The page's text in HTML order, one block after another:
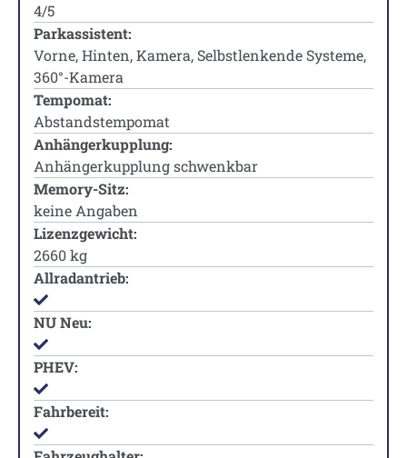
4/5
Parkassistent:
Vorne, Hinten, Kamera, Selbstlenkende Systeme,
360°-Kamera
Tempomat:
Abstandstempomat
Anhängerkupplung:
Anhängerkupplung schwenkbar
Memory-Sitz:
keine Angaben
Lizenzgewicht:
2660 kg
Allradantrieb:
NU Neu:
PHEV:
Fahrbereit: